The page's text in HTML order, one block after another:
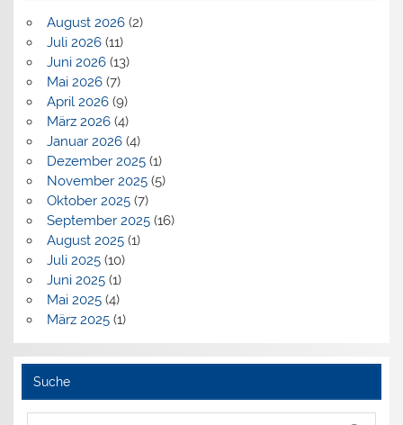
August 2026(2)
Juli 2026(11)
Juni 2026(13)
Mai 2026(7)
April 2026(9)
März 2026(4)
Januar 2026(4)
Dezember 2025(1)
November 2025(5)
Oktober 2025(7)
September 2025(16)
August 2025(1)
Juli 2025(10)
Juni 2025(1)
Mai 2025(4)
März 2025(1)
Suche